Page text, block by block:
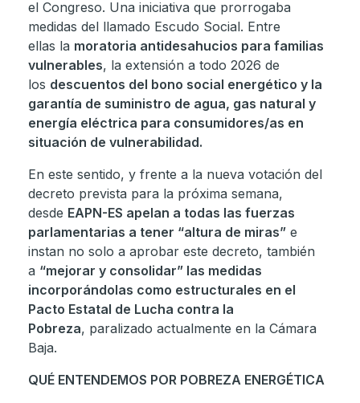
el Congreso. Una iniciativa que prorrogaba
medidas del llamado Escudo Social. Entre
ellas la moratoria antidesahucios para familias
vulnerables, la extensión a todo 2026 de
los descuentos del bono social energético y la
garantía de suministro de agua, gas natural y
energía eléctrica para consumidores/as en
situación de vulnerabilidad.
En este sentido, y frente a la nueva votación del
decreto prevista para la próxima semana,
desde EAPN-ES apelan a todas las fuerzas
parlamentarias a tener “altura de miras” e
instan no solo a aprobar este decreto, también
a “mejorar y consolidar” las medidas
incorporándolas como estructurales en el
Pacto Estatal de Lucha contra la
Pobreza, paralizado actualmente en la Cámara
Baja.
QUÉ ENTENDEMOS POR POBREZA ENERGÉTICA